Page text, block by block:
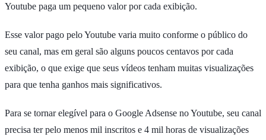
Youtube paga um pequeno valor por cada exibição.
Esse valor pago pelo Youtube varia muito conforme o público do
seu canal, mas em geral são alguns poucos centavos por cada
exibição, o que exige que seus vídeos tenham muitas visualizações
para que tenha ganhos mais significativos.
Para se tornar elegível para o Google Adsense no Youtube, seu canal
precisa ter pelo menos mil inscritos e 4 mil horas de visualizações